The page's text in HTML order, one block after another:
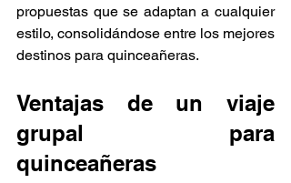
propuestas que se adaptan a cualquier
estilo, consolidándose entre los mejores
destinos para quinceañeras.
Ventajas de un viaje
grupal para
quinceañeras